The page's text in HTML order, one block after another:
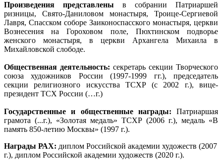
Произведения представлены в собрании Патриаршей
ризницы, Свято-Даниловом монастыря, Троице-Сергиевой
Лавря, Спасском соборе Заиконоспасского монастыря, церкви
Вознесения на Гороховом поле, Пюхтинском подворье
женского монастыря, в церкви Архангела Михаила в
Михайловской слободе.
Общественная деятельность: секретарь секции Творческого
союза художников России (1997-1999 гг.), председатель
секции религиозного искусства ТСХР (с 2002 г.), вице-
президент ТСХ России (…г.)
Государственные и общественные награды: Патриаршая
грамота (...г.), «Золотая медаль» ТСХР (2006 г.), медаль «В
память 850-летию Москвы» (1997 г.).
Награды РАХ: диплом Российской академии художеств (2007
г.), диплом Российской академии художеств (2020 г.).